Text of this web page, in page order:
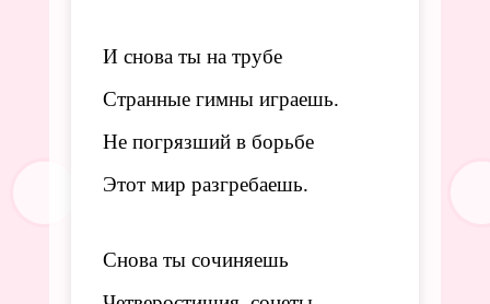
И снова ты на трубе
Странные гимны играешь.
Не погрязший в борьбе
Этот мир разгребаешь.
Снова ты сочиняешь